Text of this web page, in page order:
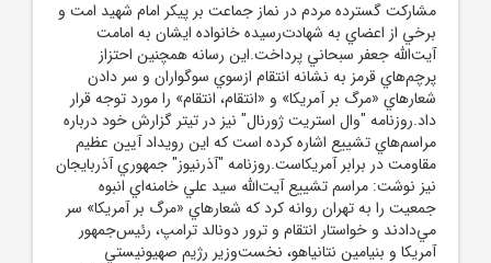
مشارکت گسترده مردم در نماز جماعت بر پيکر امام شهيد امت و
برخي از اعضاي به شهادت‌رسيده خانواده ايشان به امامت
آيت‌الله جعفر سبحاني پرداخت.اين رسانه همچنين احتزاز
پرچم‌هاي قرمز به نشانه انتقام ازسوي سوگواران و سر دادن
شعارهاي «مرگ بر آمريکا» و «انتقام، انتقام» را مورد توجه قرار
داد.روزنامه "وال استريت ژورنال" نيز در تيتر گزارش خود درباره
مراسم‌هاي تشييع اشاره کرده است که اين رويداد آيين عظيم
مقاومت در برابر آمريکاست.روزنامه "آذرنيوز" جمهوري آذربايجان
نيز نوشت: مراسم تشييع آيت‌الله سيد علي خامنه‌اي انبوه
جمعيت را به تهران روانه کرد که شعارهاي «مرگ بر آمريکا» سر
مي‌دادند و خواستار انتقام و ترور دونالد ترامپ، رئيس‌جمهور
آمريکا و بنيامين نتانياهو، نخست‌وزير رژيم صهيونيستي